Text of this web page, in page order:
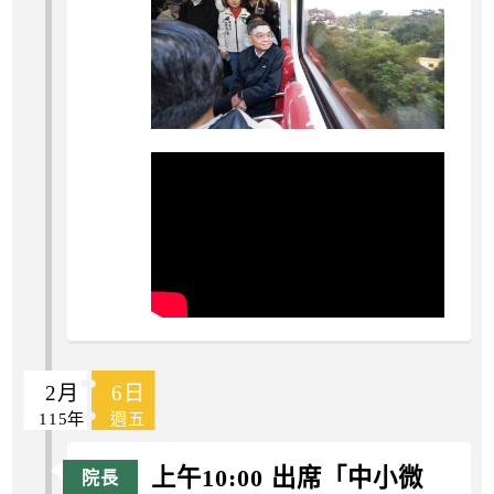
2月 6日
115年 週五
上午10:00 出席「中小微